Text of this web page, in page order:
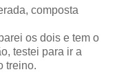
composta
os dois e tem o
testei para ir a
treino.